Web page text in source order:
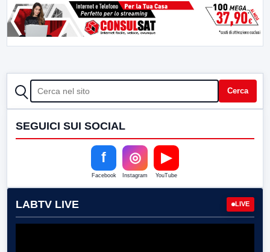
CERCA Cerca
SEGUICI SUI SOCIAL
f
Facebook
◎
Instagram
▶
YouTube
LABTV LIVE LIVE